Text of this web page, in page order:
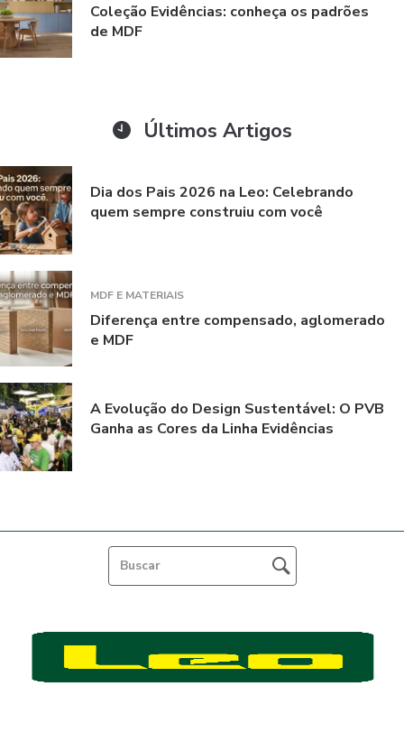
Coleção Evidências: conheça os padrões
de MDF
Últimos Artigos
Dia dos Pais 2026 na Leo: Celebrando
quem sempre construiu com você
MDF E MATERIAIS
Diferença entre compensado, aglomerado
e MDF
A Evolução do Design Sustentável: O PVB
Ganha as Cores da Linha Evidências